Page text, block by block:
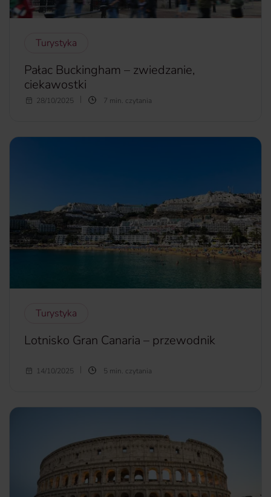
Turystyka
Pałac Buckingham – zwiedzanie,
ciekawostki
Zwiedzanie Londynu bez zobaczenia Pałacu Buckingham,
jego zakątki są dostępne dla turystów, kompleks pałacowy
28/10/2025 7 min. czytania
Turystyka
Lotnisko Gran Canaria – przewodnik
Gran Canaria na Ocenie Atlantyckim tętni życiem i co roku
dotrzeć do hotelu. Jeśli to Twoja pierwsza wizyta na
Canaria i jakie opcje transportu masz do wyboru z tego
portu lotniczego.
więcej...
14/10/2025 5 min. czytania